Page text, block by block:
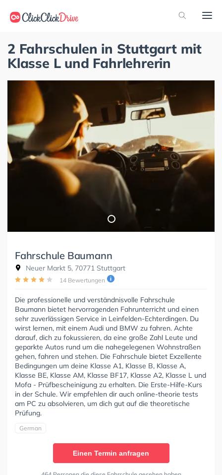
2 Fahrschulen in Stuttgart mit
Klasse L und Fahrlehrerin
Fahrschule Baumann
Neuer Markt 5, 70771 Stuttgart
14 Bewertungen
Die professionelle und verständnisvolle Fahrschule
Baumann bietet hervorragenden Fahrunterricht und einen
sehr zuverlässigen Service in Leinfelden-Echterdingen. Du
wirst lernen, mit einem Audi und BMW zu fahren. Achte
darauf, dich zu fokussieren, da eine große Zahl Leute und
geparkte Autos rund um die nahegelegenen Wohnstraßen
gehen, fahren und stehen. Die Fahrschule bietet Exzellente
Bedingungen um deine Klasse A1, Klasse B, Klasse A,
Klasse BE, Klasse AM, Klasse BF17, Klasse A2, Klasse L und
Mofa - Prüfbescheinigung zu erhalten. Die Erste-Hilfe-Kurs
in der Schule. Wir empfehlen dir auch online-theorie tests
am PC zu absolvieren, um dich gut auf die theoretische
Prüfung.
German
Einen Termin anfragen